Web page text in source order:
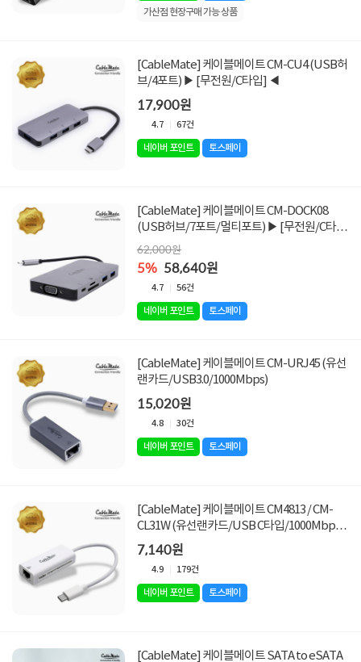
가산점 현장구매 가능 상품
[CableMate] 케이블메이트 CM-CU4 (USB허
브/4포트) ▶ [무전원/C타입] ◀
17,900원
4.7 67건
네이버 포인트 토스페이
[CableMate] 케이블메이트 CM-DOCK08
(USB허브/7포트/멀티포트) ▶ [무전원/C타
입] ◀
62,000원
5% 58,640원
4.7 56건
네이버 포인트 토스페이
[CableMate] 케이블메이트 CM-URJ45 (유선
랜카드/USB3.0/1000Mbps)
15,020원
4.8 30건
네이버 포인트 토스페이
[CableMate] 케이블메이트 CM4813 / CM-
CL31W (유선랜카드/USB C타입/1000Mbps)
[화이트]
7,140원
4.9 179건
네이버 포인트 토스페이
[CableMate] 케이블메이트 SATA to eSATA